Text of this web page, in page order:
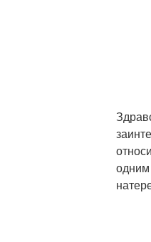
одним